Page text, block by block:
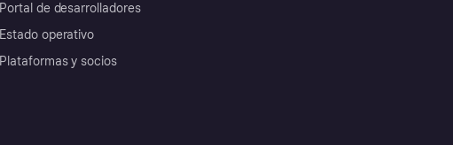
Portal de desarrolladores
Estado operativo
Plataformas y socios